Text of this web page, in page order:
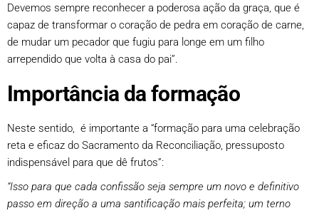
Devemos sempre reconhecer a poderosa ação da graça, que é
capaz de transformar o coração de pedra em coração de carne,
de mudar um pecador que fugiu para longe em um filho
arrependido que volta à casa do pai”.
Importância da formação
Neste sentido, é importante a “formação para uma celebração
reta e eficaz do Sacramento da Reconciliação, pressuposto
indispensável para que dê frutos”:
“Isso para que cada confissão seja sempre um novo e definitivo
passo em direção a uma santificação mais perfeita; um terno